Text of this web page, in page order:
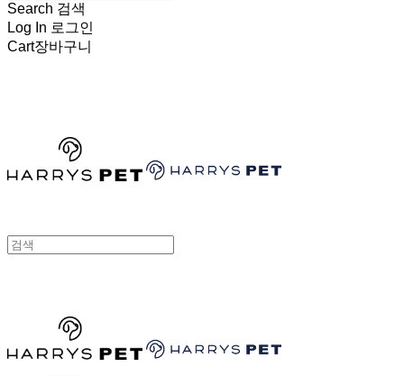
Search 검색
Log In 로그인
Cart장바구니